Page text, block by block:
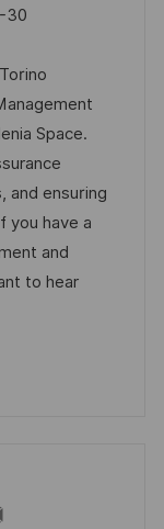
30
Torino
Space.
and ensuring
you have a
and
to hear